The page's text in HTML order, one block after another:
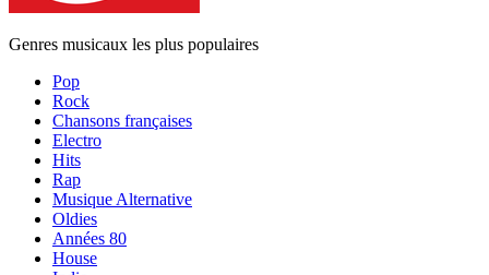
Genres musicaux les plus populaires
Pop
Rock
Chansons françaises
Electro
Hits
Rap
Musique Alternative
Oldies
Années 80
House